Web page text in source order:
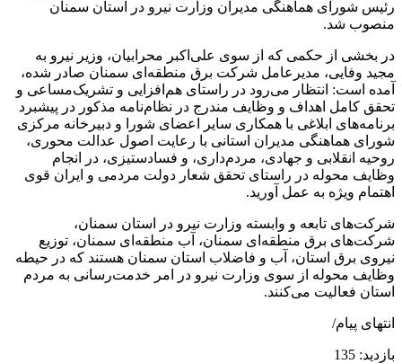
رئیس شورای هماهنگی مدیران وزارت نیرو در استان سمنان
منصوب شد.
در بخشی از حکمی که از سوی علی‌اکبر محرابیان، وزیر نیرو به
مجید وفایی، مدیرعامل شرکت برق منطقه‌ای سمنان صادر شده،
آمده است: انتظار می‌رود در راستای هم‌افزایی و تشریک‌مساعی و
تحقق کامل اهداف و وظایف مندرج در نظام‌نامه مذکور در پیشبرد
برنامه‌های ابلاغی با همکاری سایر اعضای شورا و دبیرخانه مرکزی
شورای هماهنگی مدیران استانی با رعایت اصول عدالت محوری،
روحیه انقلابی و جهادی، مردم‌داری، و فسادستیزی، در انجام
وظایف محوله در راستای تحقق شعار دولت مردمی و ایران قوی
اهتمام ویژه به عمل آورید.
شرکت‌های تابعه و وابسته وزارت نیرو در استان سمنان،
شرکت‌های برق منطقه‌ای سمنان، آب منطقه‌ای سمنان، توزیع
نیروی برق استان، آب و فاضلاب استان سمنان هستند که در حیطه
وظایف محوله از سوی وزارت نیرو در امر خدمت‌رسانی به مردم
استان فعالیت می‌کنند.
انتهای پیام/
بازدید: 135